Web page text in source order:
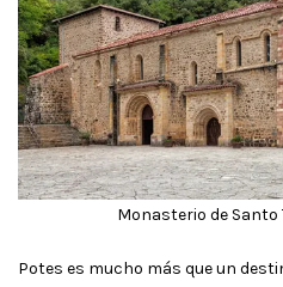
Monasterio de Santo
Potes es mucho más que un